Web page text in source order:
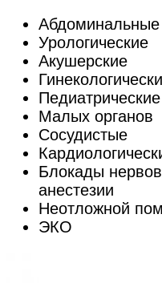
Абдоминальные
Урологические
Акушерские
Педиатрические
Малых органов
Сосудистые
Блокады
анестезии
Неотложной
ЭКО